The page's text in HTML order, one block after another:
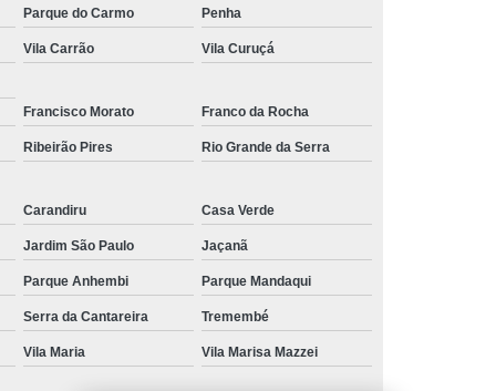
no Pote
Pote de Frutas
Salada de Fruta para Empresa
de Fruta para Encomenda de Empresa
de Fruta para Estoque de Empresa
Salada de Frutas para Empresa
para Escritórios
Parque do Carmo Penha
Vila Carrão Vila Curuçá
Francisco Morato Franco da Rocha
Ribeirão Pires Rio Grande da Serra
Carandiru Casa Verde
Jardim São Paulo Jaçanã
Parque Anhembi Parque Mandaqui
Serra da Cantareira Tremembé
Vila Maria Vila Marisa Mazzei